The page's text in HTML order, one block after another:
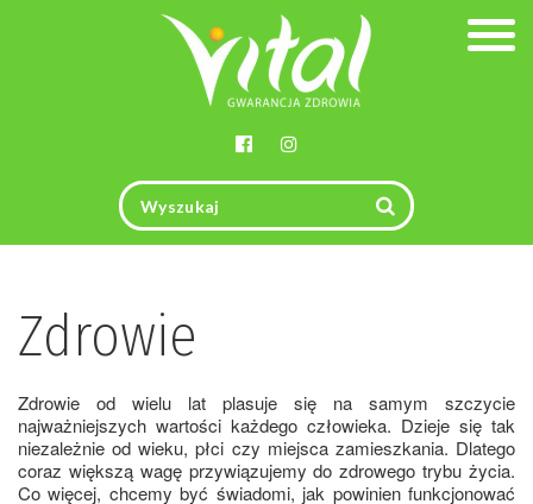
Zdrowie
Zdrowie od wielu lat plasuje się na samym szczycie
najważniejszych wartości każdego człowieka. Dzieje się tak
niezależnie od wieku, płci czy miejsca zamieszkania. Dlatego
coraz większą wagę przywiązujemy do zdrowego trybu życia.
Co więcej, chcemy być świadomi, jak powinien funkcjonować